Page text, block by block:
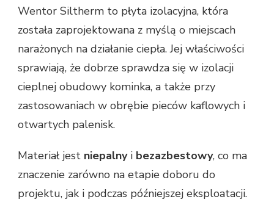
Wentor Siltherm to płyta izolacyjna, która
została zaprojektowana z myślą o miejscach
narażonych na działanie ciepła. Jej właściwości
sprawiają, że dobrze sprawdza się w izolacji
cieplnej obudowy kominka, a także przy
zastosowaniach w obrębie pieców kaflowych i
otwartych palenisk.
Materiał jest niepalnyi bezazbestowy, co ma
znaczenie zarówno na etapie doboru do
projektu, jak i podczas późniejszej eksploatacji.